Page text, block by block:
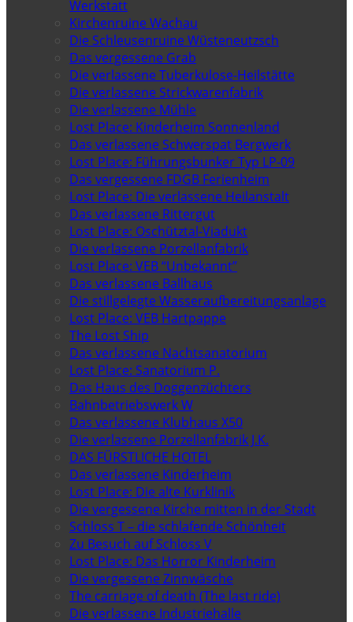
Werkstatt
Kirchenruine Wachau
Die Schleusenruine Wüsteneutzsch
Das vergessene Grab
Die verlassene Tuberkulose-Heilstätte
Die verlassene Strickwarenfabrik
Die verlassene Mühle
Lost Place: Kinderheim Sonnenland
Das verlassene Schwerspat Bergwerk
Lost Place: Führungsbunker Typ LP-09
Das vergessene FDGB Ferienheim
Lost Place: Die verlassene Heilanstalt
Das verlassene Rittergut
Lost Place: Oschütztal-Viadukt
Die verlassene Porzellanfabrik
Lost Place: VEB “Unbekannt”
Das verlassene Ballhaus
Die stillgelegte Wasseraufbereitungsanlage
Lost Place: VEB Hartpappe
The Lost Ship
Das verlassene Nachtsanatorium
Lost Place: Sanatorium P.
Das Haus des Doggenzüchters
Bahnbetriebswerk W
Das verlassene Klubhaus X50
Die verlassene Porzellanfabrik J.K.
DAS FÜRSTLICHE HOTEL
Das verlassene Kinderheim
Lost Place: Die alte Kurklinik
Die vergessene Kirche mitten in der Stadt
Schloss T – die schlafende Schönheit
Zu Besuch auf Schloss V
Lost Place: Das Horror Kinderheim
Die vergessene Zinnwäsche
The carriage of death (The last ride)
Die verlassene Industriehalle